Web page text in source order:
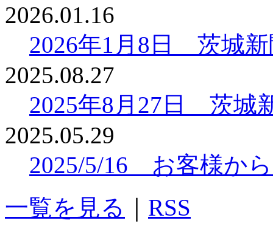
2026.01.16
2026年1月8日 茨城
2025.08.27
2025年8月27日 茨城
2025.05.29
2025/5/16 お客様か
一覧を見る
RSS